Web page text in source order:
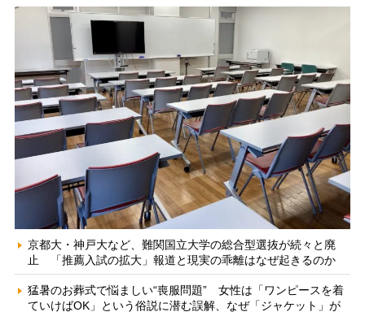
京都大・神戸大など、難関国立大学の総合型選抜が続々と廃
止 「推薦入試の拡大」報道と現実の乖離はなぜ起きるのか
猛暑のお葬式で悩ましい“喪服問題” 女性は「ワンピースを着
ていけばOK」という俗説に潜む誤解、なぜ「ジャケット」が